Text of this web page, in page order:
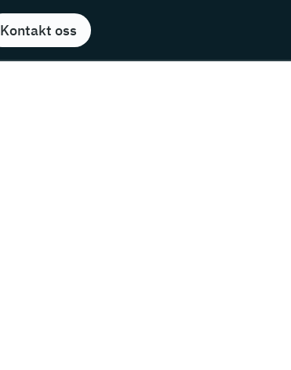
Kontakt oss